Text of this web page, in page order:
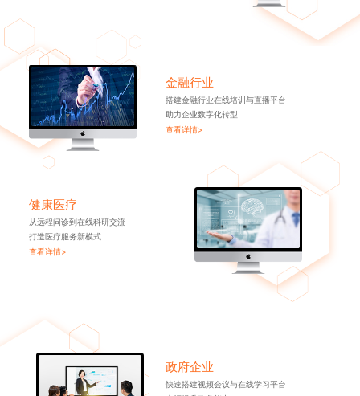
金融行业
搭建金融行业在线培训与直播平台
助力企业数字化转型
查看详情>
健康医疗
从远程问诊到在线科研交流
打造医疗服务新模式
查看详情>
政府企业
快速搭建视频会议与在线学习平台